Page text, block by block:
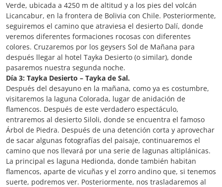
Verde, ubicada a 4250 m de altitud y a los pies del volcán
Licancabur, en la frontera de Bolivia con Chile. Posteriormente,
seguiremos el camino que atraviesa el desierto Dalí, donde
veremos diferentes formaciones rocosas con diferentes
colores. Cruzaremos por los geysers Sol de Mañana para
después llegar al hotel Tayka Desierto (o similar), donde
pasaremos nuestra segunda noche.
Día 3: Tayka Desierto – Tayka de Sal.
Después del desayuno en la mañana, como ya es costumbre,
visitaremos la laguna Colorada, lugar de anidación de
flamencos. Después de este verdadero espectáculo,
entraremos al desierto Siloli, donde se encuentra el famoso
Árbol de Piedra. Después de una detención corta y aprovechar
de sacar algunas fotografías del paisaje, continuaremos el
camino que nos llevará por una serie de lagunas altiplánicas.
La principal es laguna Hedionda, donde también habitan
flamencos, aparte de vicuñas y el zorro andino que, si tenemos
suerte, podremos ver. Posteriormente, nos trasladaremos al